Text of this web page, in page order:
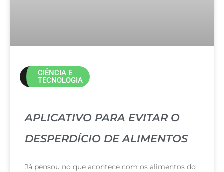
CIÊNCIA E
TECNOLOGIA
APLICATIVO PARA EVITAR O
DESPERDÍCIO DE ALIMENTOS
Já pensou no que acontece com os alimentos do